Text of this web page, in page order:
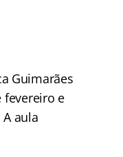
Guimarães
fevereiro e
aula